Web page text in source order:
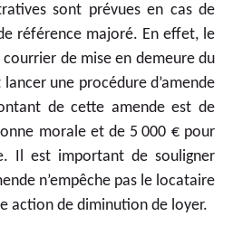
sont prévues en cas de
référence majoré. En effet, le
de mise en demeure du
une procédure d’amende
de cette amende est de
morale et de 5 000 € pour
Il est important de souligner
n’empêche pas le locataire
action de diminution de loyer.